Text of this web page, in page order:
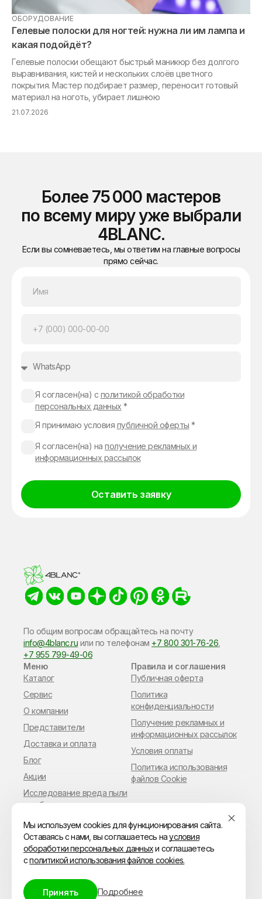
ОБОРУДОВАНИЕ
Гелевые полоски для ногтей: нужна ли им лампа и
какая подойдёт?
Гелевые полоски обещают быстрый маникюр без долгого
выравнивания, кистей и нескольких слоёв цветного
покрытия. Мастер подбирает размер, переносит готовый
материал на ноготь, убирает лишнюю
21.07.2026
Более 75 000 мастеров
по всему миру уже выбрали
4BLANC.
Если вы сомневаетесь, мы ответим на главные вопросы
прямо сейчас.
Я согласен(на) с политикой обработки
персональных данных *
Я принимаю условия публичной оферты *
Я согласен(на) на получение рекламных и
информационных рассылок
Оставить заявку
По общим вопросам обращайтесь на почту
info@4blanc.ru или по​ телефонам +7 800 301-76-26
+7 955 799-49-06
Меню
Каталог
Сервис
О компании
Представители
Доставка и оплата
Блог
Акции
Исследование вреда пыли
в работе мастера
Правила и соглашения
Публичная оферта
Политика
конфиденциальности
Получение рекламных и
информационных рассылок
Условия оплаты
Политика использования
файлов Cookie
© ИП Владимиров Павел Геннадьевич
ОГРН 315144700028655
Мы используем cookies для функционирования сайта.
Оставаясь с нами, вы соглашаетесь наусловия
обоработки персональных данныхи соглашаетесь
сполитикой использования файлов cookies.
Принять Подробнее